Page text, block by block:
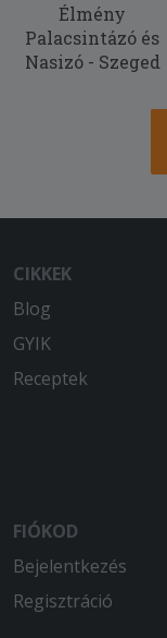
Élmény
Palacsintázó és
Nasizó - Szeged
CIKKEK
Blog
GYIK
Receptek
FIÓKOD
Bejelentkezés
Regisztráció